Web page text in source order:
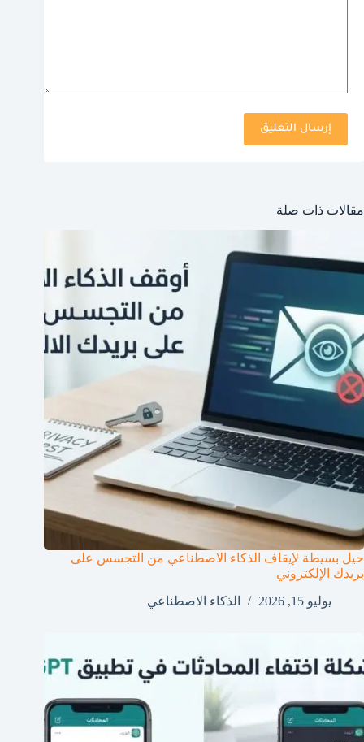
إرسال التعليق
مقالات ذات صلة
حيل بسيطة لإيقاف الذكاء الاصطناعي من التجسس على
بريدك الإلكتروني
يوليو 15, 2026
الذكاء الاصطناعي